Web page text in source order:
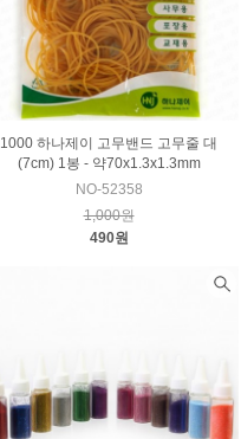
1000 하나제이 고무밴드 고무줄 대
(7cm) 1봉 - 약70x1.3x1.3mm
NO-52358
1,000원
490원